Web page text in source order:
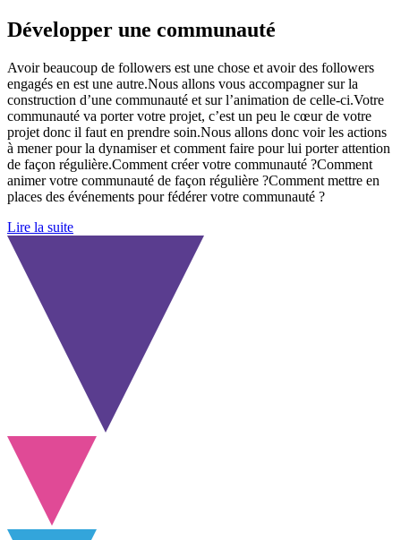
Développer une communauté
Avoir beaucoup de followers est une chose et avoir des followers
engagés en est une autre.Nous allons vous accompagner sur la
construction d’une communauté et sur l’animation de celle-ci.Votre
communauté va porter votre projet, c’est un peu le cœur de votre
projet donc il faut en prendre soin.Nous allons donc voir les actions
à mener pour la dynamiser et comment faire pour lui porter attention
de façon régulière.Comment créer votre communauté ?Comment
animer votre communauté de façon régulière ?Comment mettre en
places des événements pour fédérer votre communauté ?
Lire la suite